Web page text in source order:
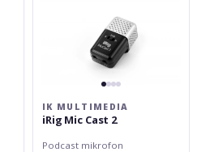
IK MULTIMEDIA
iRig Mic Cast 2
Podcast mikrofon